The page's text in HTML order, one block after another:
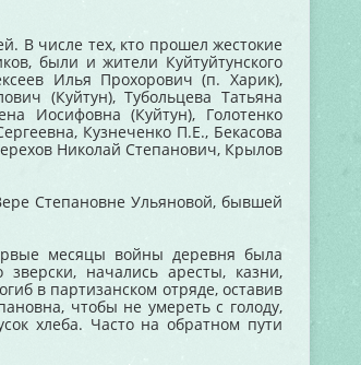
В числе тех, кто прошел жестокие
были и жители Куйтуйтунского
Илья Прохорович (п. Харик),
(Куйтун), Тубольцева Татьяна
Иосифовна (Куйтун), Голотенко
Кузнеченко П.Е., Бекасова
Николай Степанович, Крылов
Степановне Ульяновой, бывшей
месяцы войны деревня была
начались аресты, казни,
в партизанском отряде, оставив
чтобы не умереть с голоду,
хлеба. Часто на обратном пути